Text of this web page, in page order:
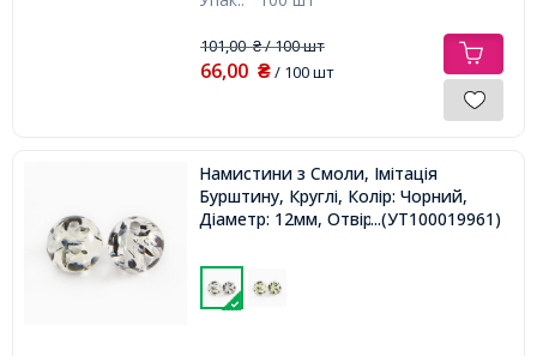
101,00₴/ 100 шт
66,00 ₴/ 100 шт
Намистини з Смоли, Імітація
Бурштину, Круглі, Колір: Чорний,
Діаметр: 12мм, Отвір 2мм,...(УТ100019961)